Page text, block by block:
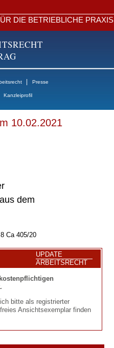
DIE BETRIEBLICHE PRAXIS
Presse
Kanzleiprofil
10.02.2021
dem
Ca 405/20
UPDATE
ARBEITSRECHT
bitte als registrierter
Ansichtsexemplar finden